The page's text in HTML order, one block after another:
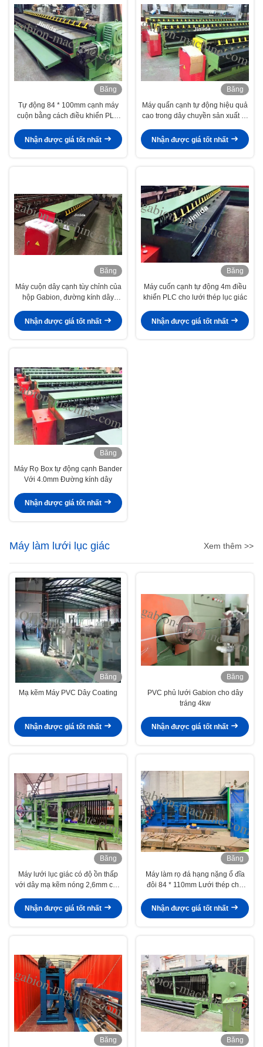
Băng
hình
Tự động 84 * 100mm cạnh máy
cuộn bằng cách điều khiển PLC
Nhận được giá tốt nhất
Băng
hình
Máy quấn cạnh tự động hiệu quả
cao trong dây chuyền sản xuất rọ
Nhận được giá tốt nhất
Băng
hình
Máy cuộn dây cạnh tùy chỉnh của
hộp Gabion, đường kính dây
Nhận được giá tốt nhất
Băng
hình
Máy cuốn cạnh tự động 4m điều
khiển PLC cho lưới thép lục giác
Nhận được giá tốt nhất
Băng
hình
Máy Rọ Box tự động cạnh Bander
Với 4.0mm Đường kính dây
Nhận được giá tốt nhất
Máy làm lưới lục giác Xem thêm >>
Băng
hình
Mạ kẽm Máy PVC Dây Coating
Nhận được giá tốt nhất
Băng
hình
PVC phủ lưới Gabion cho dây
tráng 4kw
Nhận được giá tốt nhất
Băng
hình
Máy lưới lục giác có độ ồn thấp
với dây mạ kẽm nóng 2,6mm cho
Nhận được giá tốt nhất
Băng
hình
Máy làm rọ đá hạng nặng ổ đĩa
đôi 84 * 110mm Lưới thép cho
Nhận được giá tốt nhất
Băng
Băng